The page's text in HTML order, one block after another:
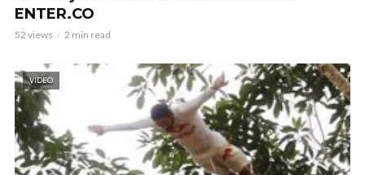
ENTER.CO
52 views 2 min read
VIDEO